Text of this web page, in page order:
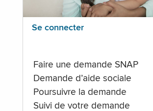
Se connecter
Faire une demande SNAP
Demande d’aide sociale
Poursuivre la demande
Suivi de votre demande